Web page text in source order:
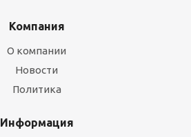
Компания
О компании
Новости
Политика
Информация